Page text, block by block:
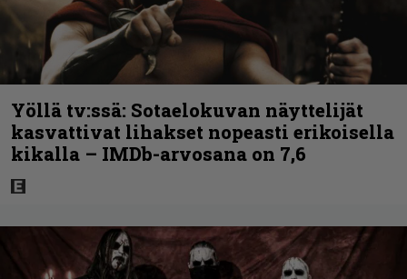
Yöllä tv:ssä: Sotaelokuvan näyttelijät
kasvattivat lihakset nopeasti erikoisella
kikalla – IMDb-arvosana on 7,6